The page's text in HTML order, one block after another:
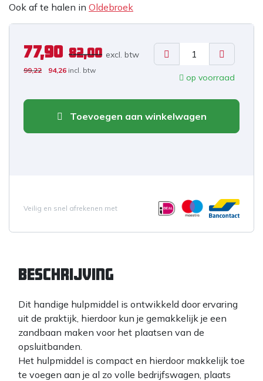
Ook af te halen in Oldebroek
77,90 82,00 excl. btw
99,22 94,26 incl. btw
op voorraad
Toevoegen aan winkelwagen
Veilig en snel afrekenen met
Beschrijving
Dit handige hulpmiddel is ontwikkeld door ervaring
uit de praktijk, hierdoor kun je gemakkelijk je een
zandbaan maken voor het plaatsen van de
opsluitbanden.
Het hulpmiddel is compact en hierdoor makkelijk toe
te voegen aan je al zo volle bedrijfswagen, plaats